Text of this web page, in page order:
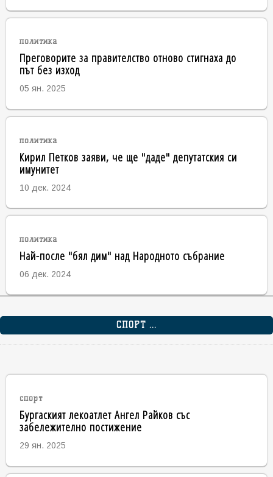
политика
Преговорите за правителство отново стигнаха до
път без изход
05 ян. 2025
политика
Кирил Петков заяви, че ще "даде" депутатския си
имунитет
10 дек. 2024
политика
Най-после "бял дим" над Народното събрание
06 дек. 2024
СПОРТ ...
спорт
Бургаският лекоатлет Ангел Райков със
забележително постижение
29 ян. 2025